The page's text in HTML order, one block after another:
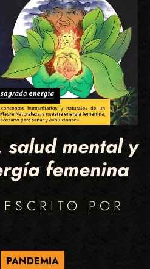
salud mental y
femenina
ESCRITO POR
PANDEMIA